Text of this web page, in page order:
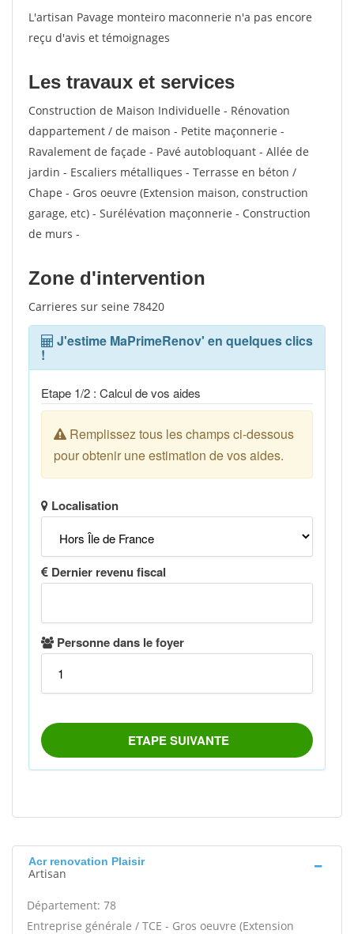
L'artisan Pavage monteiro maconnerie n'a pas encore
reçu d'avis et témoignages
Les travaux et services
Construction de Maison Individuelle - Rénovation
dappartement / de maison - Petite maçonnerie -
Ravalement de façade - Pavé autobloquant - Allée de
jardin - Escaliers métalliques - Terrasse en béton /
Chape - Gros oeuvre (Extension maison, construction
garage, etc) - Surélévation maçonnerie - Construction
de murs -
Zone d'intervention
Carrieres sur seine 78420
Acr renovation Plaisir
Artisan
Département: 78
Entreprise générale / TCE - Gros oeuvre (Extension